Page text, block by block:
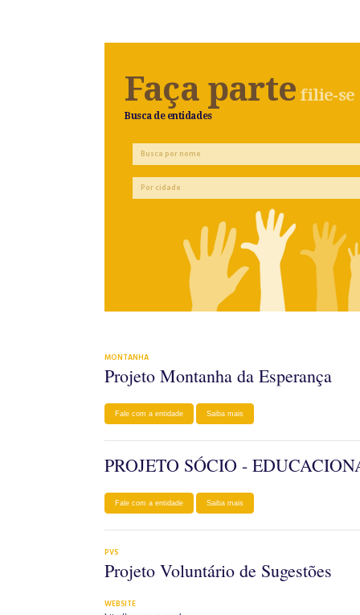
Faça parte filie-se
Busca de entidades
MONTANHA
Projeto Montanha da Esperança
Fale com a entidade Saiba mais
PROJETO SÓCIO -
Fale com a entidade Saiba mais
PVS
Projeto Voluntário de Sugestões
WEBSITE